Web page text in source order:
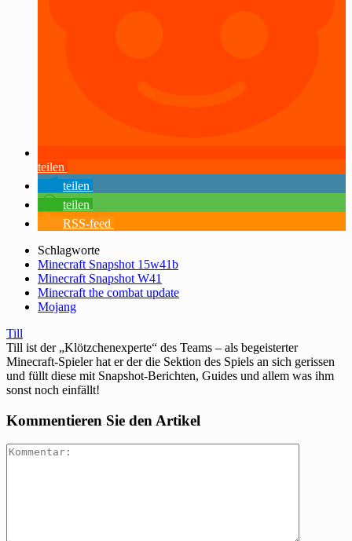
teilen
teilen
teilen
RSS-feed
Schlagworte
Minecraft Snapshot 15w41b
Minecraft Snapshot W41
Minecraft the combat update
Mojang
Till
Till ist der „Klötzchenexperte“ des Teams – als begeisterter
Minecraft-Spieler hat er der die Sektion des Spiels an sich gerissen
und füllt diese mit Snapshot-Berichten, Guides und allem was ihm
sonst noch einfällt!
Kommentieren Sie den Artikel